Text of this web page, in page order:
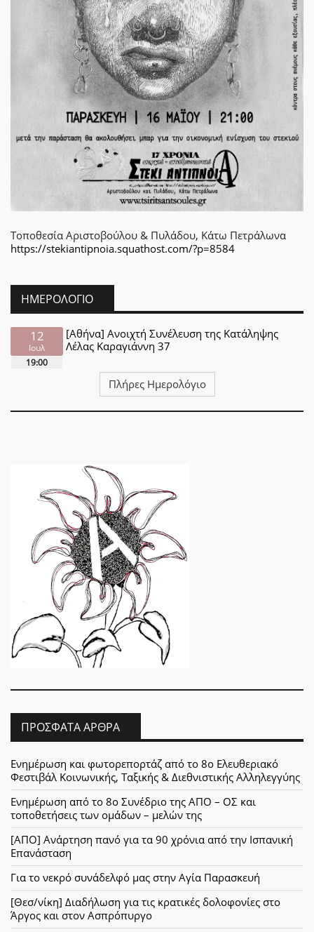
Τοποθεσία Αριστοβούλου & Πυλάδου, Κάτω Πετράλωνα
https://stekiantipnoia.squathost.com/?p=8584
ΗΜΕΡΟΛΌΓΙΟ
12
Ιουλ
19:00
[Αθήνα] Ανοιχτή Συνέλευση της Κατάληψης
Λέλας Καραγιάννη 37
Πλήρες Ημερολόγιο
ΠΡΌΣΦΑΤΑ ΆΡΘΡΑ
Ενημέρωση και φωτορεπορτάζ από το 8ο Ελευθεριακό
Φεστιβάλ Κοινωνικής, Ταξικής & Διεθνιστικής Αλληλεγγύης
Ενημέρωση από το 8ο Συνέδριο της ΑΠΟ – ΟΣ και
τοποθετήσεις των ομάδων – μελών της
[ΑΠΟ] Ανάρτηση πανό για τα 90 χρόνια από την Ισπανική
Επανάσταση
Για το νεκρό συνάδελφό μας στην Αγία Παρασκευή
[Θεσ/νίκη] Διαδήλωση για τις κρατικές δολοφονίες στο
Άργος και στον Ασπρόπυργο